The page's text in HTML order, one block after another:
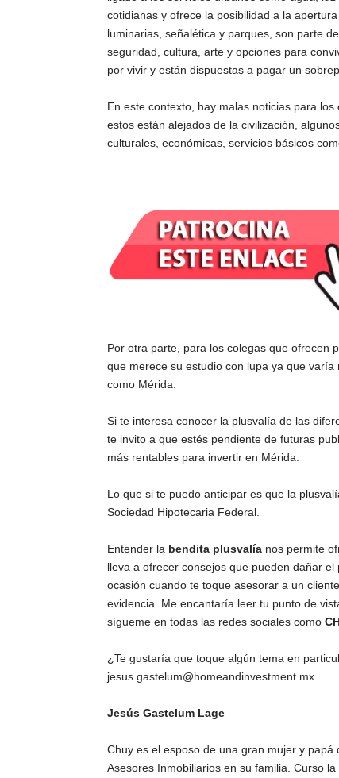
cotidianas y ofrece la posibilidad a la
luminarias, señalética y parques, son parte
seguridad, cultura, arte y opciones para
por vivir y están dispuestas a pagar un
En este contexto, hay malas noticias para
estos están alejados de la civilización,
culturales, económicas, servicios básicos
Por otra parte, para los colegas que ofrecen
que merece su estudio con lupa ya que
como Mérida.
Si te interesa conocer la plusvalía de las
te invito a que estés pendiente de futuras
más rentables para invertir en Mérida.
Lo que si te puedo anticipar es que la
Sociedad Hipotecaria Federal.
Entender la bendita plusvalía nos permite
lleva a ofrecer consejos que pueden dañar
ocasión cuando te toque asesorar a un
evidencia. Me encantaría leer tu punto de
sígueme en todas las redes sociales como
¿Te gustaría que toque algún tema en
jesus.gastelum@homeandinvestment.mx
Jesús Gastelum Lage
Chuy es el esposo de una gran mujer y
Asesores Inmobiliarios en su familia. Curso